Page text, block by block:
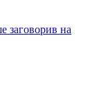
заговорив на